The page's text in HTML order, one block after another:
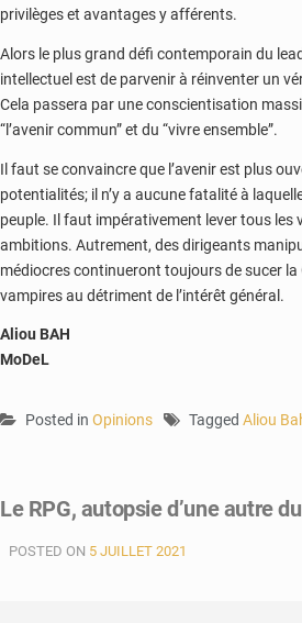
privilèges et avantages y afférents.
Alors le plus grand défi contemporain du
intellectuel est de parvenir à réinventer un
Cela passera par une conscientisation
“l’avenir commun” et du “vivre ensemble”.
Il faut se convaincre que l’avenir est plus
potentialités; il n’y a aucune fatalité à
peuple. Il faut impérativement lever tous les
ambitions. Autrement, des dirigeants
médiocres continueront toujours de sucer la
vampires au détriment de l’intérêt général.
Aliou BAH
MoDeL
Posted in Opinions Tagged Aliou
Le RPG, autopsie d’une autre
POSTED ON 5 JUILLET 2021